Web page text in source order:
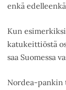
enkä
Kun
katukeittiöstä
saa Suomessa
Nordea-pankin